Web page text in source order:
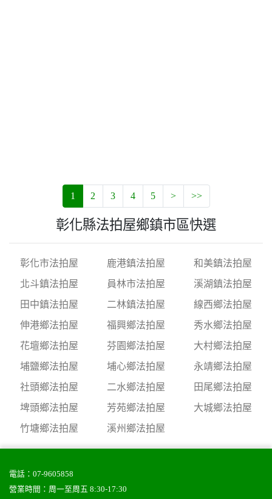
1 2 3 4 5 > >>
彰化縣法拍屋鄉鎮市區快選
彰化市法拍屋 鹿港鎮法拍屋
和美鎮法拍屋
北斗鎮法拍屋
員林市法拍屋
溪湖鎮法拍屋
田中鎮法拍屋
二林鎮法拍屋
線西鄉法拍屋
伸港鄉法拍屋
福興鄉法拍屋
秀水鄉法拍屋
花壇鄉法拍屋
芬園鄉法拍屋
大村鄉法拍屋
埔鹽鄉法拍屋
埔心鄉法拍屋
永靖鄉法拍屋
社頭鄉法拍屋
二水鄉法拍屋
田尾鄉法拍屋
埤頭鄉法拍屋
芳苑鄉法拍屋
大城鄉法拍屋
竹塘鄉法拍屋
溪州鄉法拍屋
電話： 07-9605858
營業時間：周一至周五 8:30-17:30